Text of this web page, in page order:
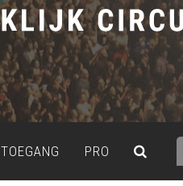
TOEGANG PRO